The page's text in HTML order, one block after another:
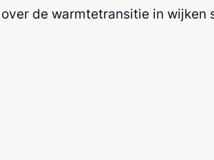
de warmtetransitie in wijken